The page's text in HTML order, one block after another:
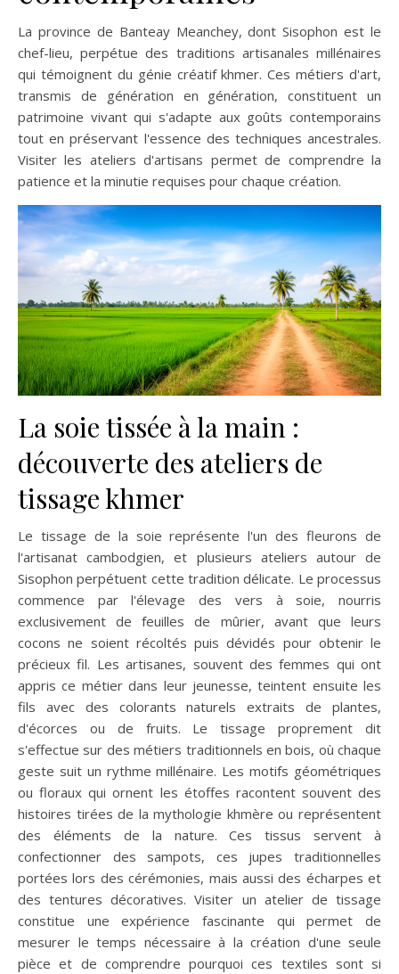
La province de Banteay Meanchey, dont Sisophon est le
chef-lieu, perpétue des traditions artisanales millénaires
qui témoignent du génie créatif khmer. Ces métiers d'art,
transmis de génération en génération, constituent un
patrimoine vivant qui s'adapte aux goûts contemporains
tout en préservant l'essence des techniques ancestrales.
Visiter les ateliers d'artisans permet de comprendre la
patience et la minutie requises pour chaque création.
La soie tissée à la main :
découverte des ateliers de
tissage khmer
Le tissage de la soie représente l'un des fleurons de
l'artisanat cambodgien, et plusieurs ateliers autour de
Sisophon perpétuent cette tradition délicate. Le processus
commence par l'élevage des vers à soie, nourris
exclusivement de feuilles de mûrier, avant que leurs
cocons ne soient récoltés puis dévidés pour obtenir le
précieux fil. Les artisanes, souvent des femmes qui ont
appris ce métier dans leur jeunesse, teintent ensuite les
fils avec des colorants naturels extraits de plantes,
d'écorces ou de fruits. Le tissage proprement dit
s'effectue sur des métiers traditionnels en bois, où chaque
geste suit un rythme millénaire. Les motifs géométriques
ou floraux qui ornent les étoffes racontent souvent des
histoires tirées de la mythologie khmère ou représentent
des éléments de la nature. Ces tissus servent à
confectionner des sampots, ces jupes traditionnelles
portées lors des cérémonies, mais aussi des écharpes et
des tentures décoratives. Visiter un atelier de tissage
constitue une expérience fascinante qui permet de
mesurer le temps nécessaire à la création d'une seule
pièce et de comprendre pourquoi ces textiles sont si